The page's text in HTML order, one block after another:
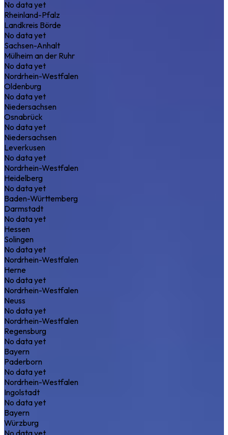
No data yet
Rheinland-Pfalz
Landkreis Börde
No data yet
Sachsen-Anhalt
Mülheim an der Ruhr
No data yet
Nordrhein-Westfalen
Oldenburg
No data yet
Niedersachsen
Osnabrück
No data yet
Niedersachsen
Leverkusen
No data yet
Nordrhein-Westfalen
Heidelberg
No data yet
Baden-Württemberg
Darmstadt
No data yet
Hessen
Solingen
No data yet
Nordrhein-Westfalen
Herne
No data yet
Nordrhein-Westfalen
Neuss
No data yet
Nordrhein-Westfalen
Regensburg
No data yet
Bayern
Paderborn
No data yet
Nordrhein-Westfalen
Ingolstadt
No data yet
Bayern
Würzburg
No data yet